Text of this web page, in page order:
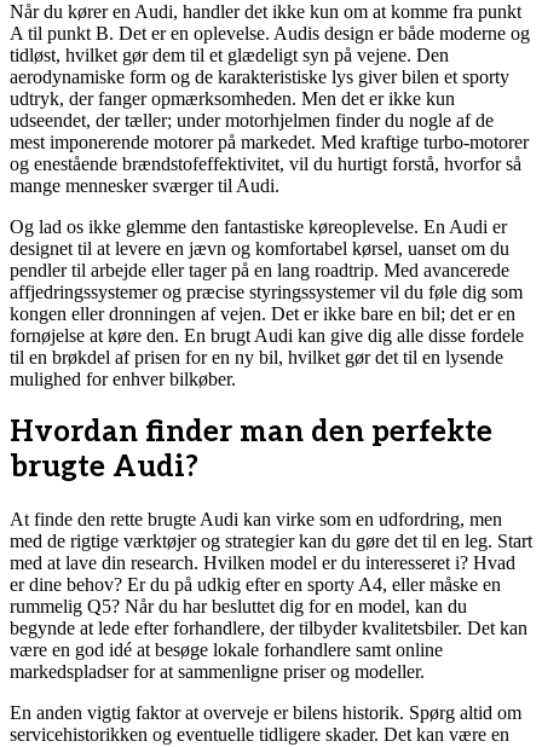
Når du kører en Audi, handler det ikke kun om at komme fra punkt
A til punkt B. Det er en oplevelse. Audis design er både moderne og
tidløst, hvilket gør dem til et glædeligt syn på vejene. Den
aerodynamiske form og de karakteristiske lys giver bilen et sporty
udtryk, der fanger opmærksomheden. Men det er ikke kun
udseendet, der tæller; under motorhjelmen finder du nogle af de
mest imponerende motorer på markedet. Med kraftige turbo-motorer
og enestående brændstofeffektivitet, vil du hurtigt forstå, hvorfor så
mange mennesker sværger til Audi.
Og lad os ikke glemme den fantastiske køreoplevelse. En Audi er
designet til at levere en jævn og komfortabel kørsel, uanset om du
pendler til arbejde eller tager på en lang roadtrip. Med avancerede
affjedringssystemer og præcise styringssystemer vil du føle dig som
kongen eller dronningen af vejen. Det er ikke bare en bil; det er en
fornøjelse at køre den. En brugt Audi kan give dig alle disse fordele
til en brøkdel af prisen for en ny bil, hvilket gør det til en lysende
mulighed for enhver bilkøber.
Hvordan finder man den perfekte
brugte Audi?
At finde den rette brugte Audi kan virke som en udfordring, men
med de rigtige værktøjer og strategier kan du gøre det til en leg. Start
med at lave din research. Hvilken model er du interesseret i? Hvad
er dine behov? Er du på udkig efter en sporty A4, eller måske en
rummelig Q5? Når du har besluttet dig for en model, kan du
begynde at lede efter forhandlere, der tilbyder kvalitetsbiler. Det kan
være en god idé at besøge lokale forhandlere samt online
markedspladser for at sammenligne priser og modeller.
En anden vigtig faktor at overveje er bilens historik. Spørg altid om
servicehistorikken og eventuelle tidligere skader. Det kan være en